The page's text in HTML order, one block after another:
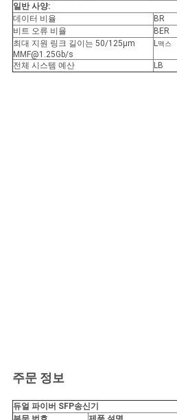
정
책
일반 사양:
데이터 비율
BR
비트 오류 비율
BER
최대 지원 링크 길이는 50/125μm
MMF@1.25Gb/s
L맥스
전체 시스템 예산 LB
주문 정보
듀얼 파이버 SFP송신기